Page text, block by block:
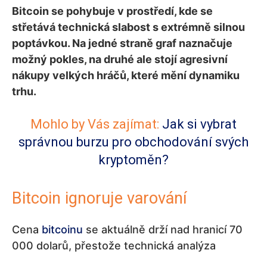
Bitcoin se pohybuje v prostředí, kde se
střetává technická slabost s extrémně silnou
poptávkou. Na jedné straně graf naznačuje
možný pokles, na druhé ale stojí agresivní
nákupy velkých hráčů, které mění dynamiku
trhu.
Mohlo by Vás zajímat: Jak si vybrat
správnou burzu pro obchodování svých
kryptoměn?
Bitcoin ignoruje varování
Cena bitcoinu se aktuálně drží nad hranicí 70
000 dolarů, přestože technická analýza